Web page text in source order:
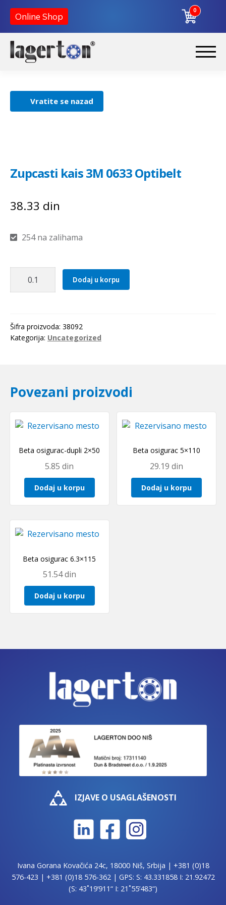
Online Shop
0
Početna
O nama
Vratite se nazad
Zupcasti kais 3M 0633 Optibelt
38.33 din
254 na zalihama
Optibelt
količina
Dodaj u korpu
Šifra proizvoda: 38092
Kategorija: Uncategorized
Povezani proizvodi
Beta osigurac-dupli 2×50
5.85din
Dodaj u korpu
Beta osigurac 5×110
29.19din
Dodaj u korpu
Beta osigurac 6.3×115
51.54din
Dodaj u korpu
IZJAVE O USAGLAŠENOSTI
Ivana Gorana Kovačića 24c, 18000 Niš, Srbija | +381 (0)18
576-423 | +381 (0)18 576-362| GPS: S: 43.331858 I: 21.92472
(S: 43˚19’911“ I: 21˚55’483“)